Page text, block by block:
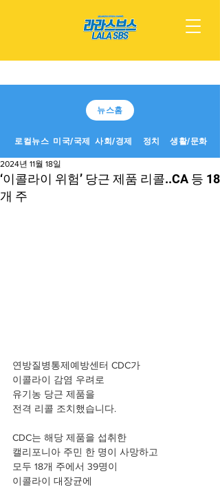
뉴스홈
로컬뉴스 미국/국제 사회/경제 정치 생활/문화
‘이콜라이 위험’ 당근 제품 리콜..CA 등 18
개 주
2024년 11월 18일
연방질병통제예방센터 CDC가
이콜라이 감염 우려로
유기농 당근 제품을
전격 리콜 조치했습니다.
CDC는 해당 제품을 섭취한
캘리포니아 주민 한 명이 사망하고
모두 18개 주에서 39명이
이콜라이 대장균에